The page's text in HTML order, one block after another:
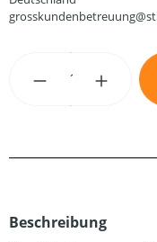
Produkt
Beschreibung